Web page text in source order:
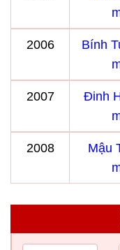
2006
Bính
2007
Đinh
2008
Mậu